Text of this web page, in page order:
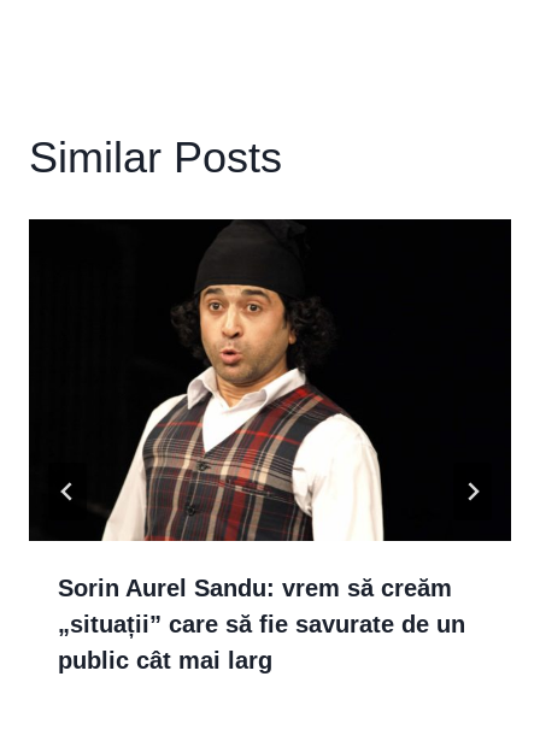
Similar Posts
Sorin Aurel Sandu: vrem să creăm
„situații” care să fie savurate de un
public cât mai larg